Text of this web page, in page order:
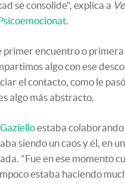
se consolide", explica a
.
primer encuentro o
algo con ese
el contacto, como le
algo más abstracto.
estaba
siendo un caos y él, en
"Fue en ese momento
estaba haciendo